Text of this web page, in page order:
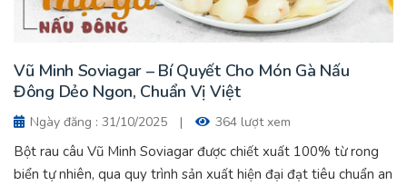
Vũ Minh Soviagar – Bí Quyết Cho Món Gà Nấu
Đông Dẻo Ngon, Chuẩn Vị Việt
Ngày đăng : 31/10/2025 | 364 lượt xem
Bột rau câu Vũ Minh Soviagar được chiết xuất 100% từ rong
biển tự nhiên, qua quy trình sản xuất hiện đại đạt tiêu chuẩn an